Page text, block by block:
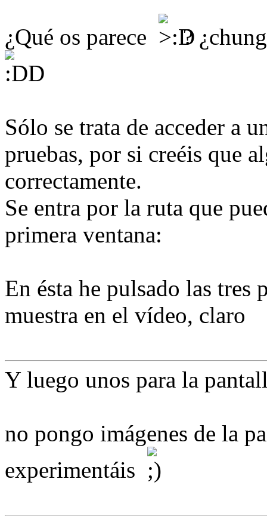
¿Qué os parece ?
Sólo se trata de acceder a
pruebas, por si creéis que
correctamente.
Se entra por la ruta que
primera ventana:
En ésta he pulsado las tres
muestra en el vídeo, claro
Y luego unos para la
no pongo imágenes de la
experimentáis